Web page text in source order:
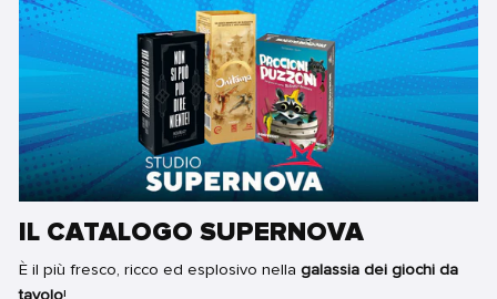
IL CATALOGO SUPERNOVA
È il più fresco, ricco ed esplosivo nella galassia dei giochi da
tavolo!